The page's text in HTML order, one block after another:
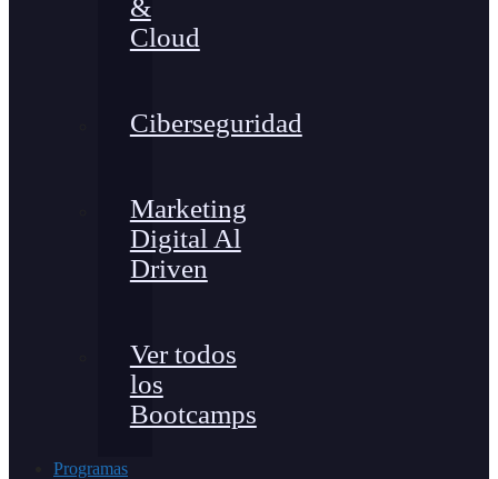
&
Cloud
Ciberseguridad
Marketing
Digital Al
Driven
Ver todos
los
Bootcamps
Programas